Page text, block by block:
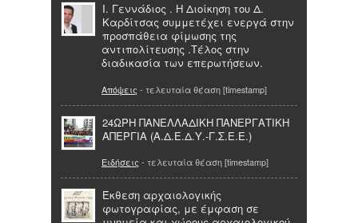
Ι. Γεννάδιος . Η Διοίκηση του Δ.
Καρδίτσας συμμετέχει ενεργά στην
προσπάθεια φίμωσης της
αντιπολίτευσης .Τέλος στην
διαδικασία των επερωτήσεων.
Απόψεις - τελευταία θέαση [timestamp]
24ΩΡΗ ΠΑΝΕΛΛΑΔΙΚΗ ΠΑΝΕΡΓΑΤΙΚΗ
ΑΠΕΡΓΙΑ (Α.Δ.Ε.Δ.Υ.-Γ.Σ.Ε.Ε.)
Ειδήσεις - τελευταία θέαση [timestamp]
Έκθεση αρχαιολογικής
φωτογραφίας, με έμφαση σε